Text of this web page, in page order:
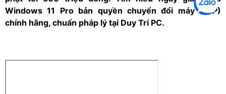
Windows 11 Pro bản quyền chuyển đổi máy (FPP)
chính hãng, chuẩn pháp lý tại Duy Trí PC.